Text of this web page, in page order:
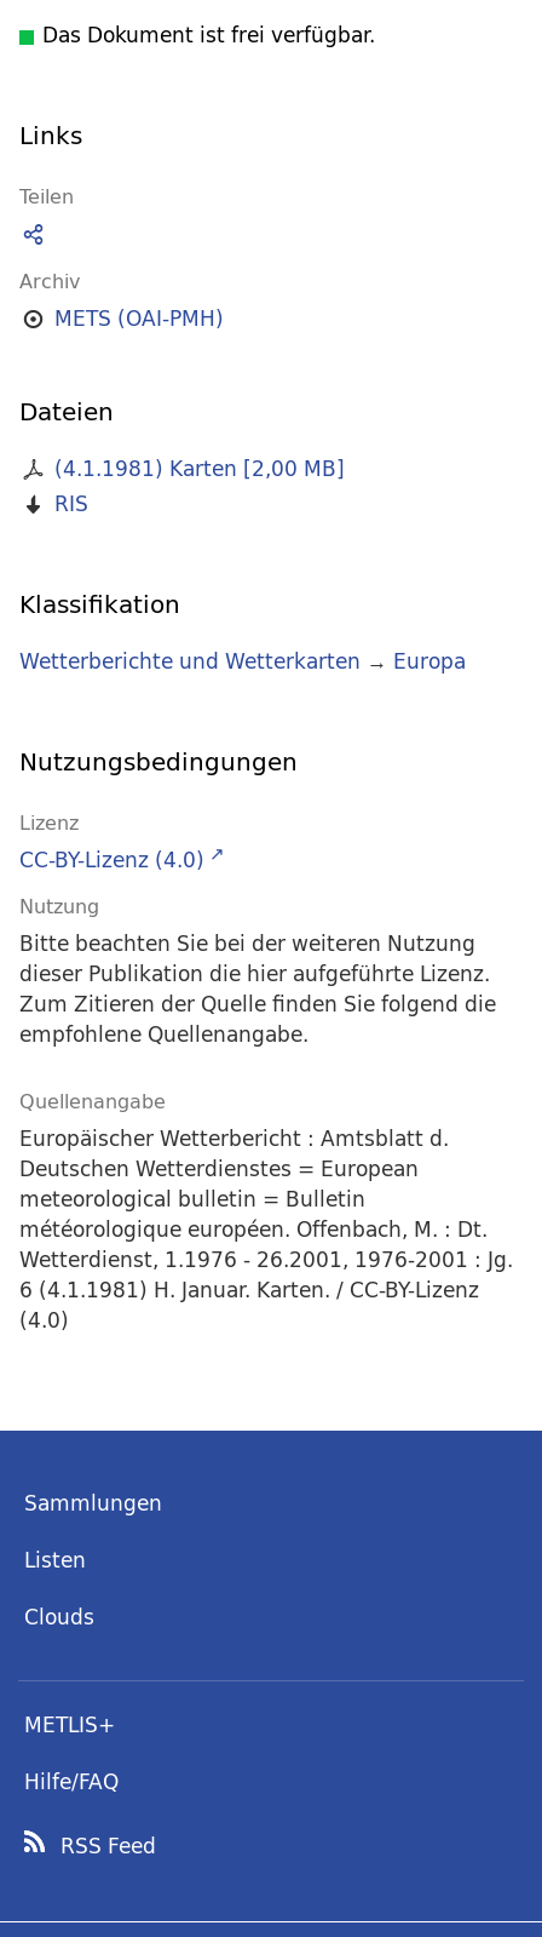
Das Dokument ist frei verfügbar.
Links
Teilen
Archiv
METS (OAI-PMH)
Dateien
(4.1.1981) Karten [2,00 MB]
RIS
Klassifikation
Wetterberichte und Wetterkarten → Europa
Nutzungsbedingungen
Lizenz
CC-BY-Lizenz (4.0)
Nutzung
Bitte beachten Sie bei der weiteren Nutzung
dieser Publikation die hier aufgeführte Lizenz.
Zum Zitieren der Quelle finden Sie folgend die
empfohlene Quellenangabe.
Quellenangabe
Europäischer Wetterbericht : Amtsblatt d.
Deutschen Wetterdienstes = European
meteorological bulletin = Bulletin
météorologique européen. Offenbach, M. : Dt.
Wetterdienst, 1.1976 - 26.2001, 1976-2001 : Jg.
6 (4.1.1981) H. Januar. Karten. / CC-BY-Lizenz
(4.0)
Sammlungen
Listen
Clouds
METLIS+
Hilfe/FAQ
RSS Feed